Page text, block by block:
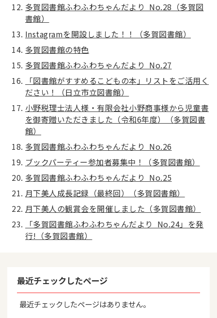
多賀図書館ふわふわちゃんだより No.28（多賀図
書館）
Instagramを開設しました！！（多賀図書館）
多賀図書館の特色
多賀図書館ふわふわちゃんだより No.27
「図書館がすすめるこどもの本」リストをご活用く
ださい！（日立市立図書館）
小野税理士法人様・有限会社小野商事様から児童書
を御寄贈いただきました（令和6年度）（多賀図書
館）
多賀図書館ふわふわちゃんだより No.26
ブックパーティー参加者募集中！（多賀図書館）
多賀図書館ふわふわちゃんだより No.25
月下美人成長記録（最終回）（多賀図書館）
月下美人の観賞会を開催しました（多賀図書館）
「多賀図書館ふわふわちゃんだより No.24」を発
行!（多賀図書館）
最近チェックしたページ
最近チェックしたページはありません。